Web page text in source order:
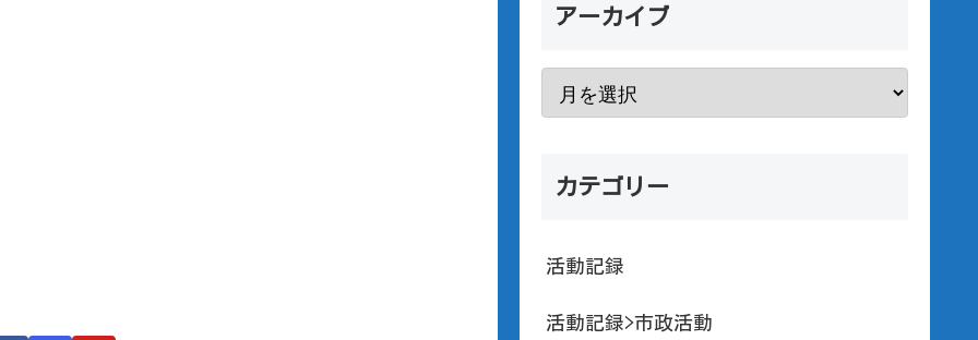
アーカイブ
カテゴリー
活動記録
活動記録>市政活動